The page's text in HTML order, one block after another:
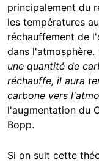
principalement du
les températures
réchauffement de
dans l'atmosphère.
une quantité de
réchauffe, il aura
carbone vers
l'augmentation du
Bopp.
Si on suit cette